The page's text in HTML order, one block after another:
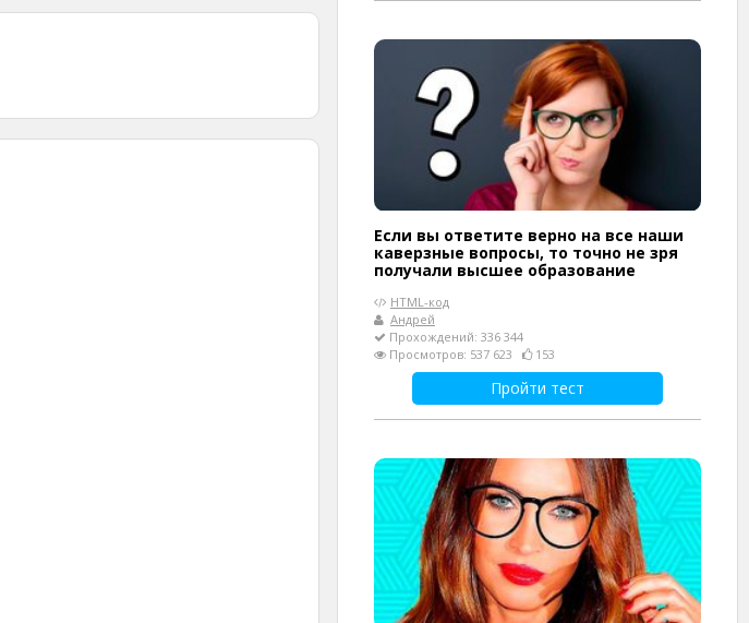
Если вы ответите верно на все наши
каверзные вопросы, то точно не зря
получали высшее образование
HTML-код
Андрей
Прохождений: 336 344
Просмотров: 537 623
153
Пройти тест